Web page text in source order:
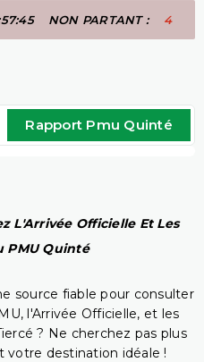
NON PARTANT : 4
Rapport Pmu Quinté
L'Arrivée Officielle Et Les
PMU Quinté
source fiable pour consulter
l'Arrivée Officielle, et les
? Ne cherchez pas plus
destination idéale !